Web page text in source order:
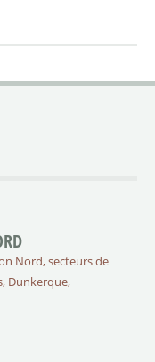
Nord, secteurs de
Dunkerque,